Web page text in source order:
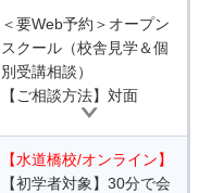
＜要Web予約＞オープン
スクール（校舎見学＆個
別受講相談）
【ご相談方法】対面
【水道橋校/オンライン】
【初学者対象】30分で会